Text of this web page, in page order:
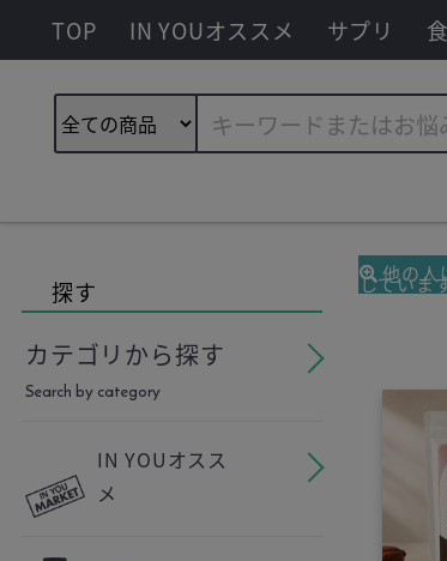
TOP IN YOUオススメ サプリ
探す
カテゴリから探す
Search by category
IN YOUオスス
メ
他の人
していま